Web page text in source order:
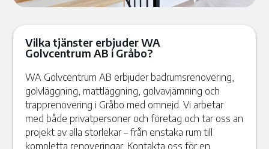
Vilka tjänster erbjuder WA
Golvcentrum AB i Gråbo?
WA Golvcentrum AB erbjuder badrumsrenovering,
golvläggning, mattläggning, golvavjämning och
trapprenovering i Gråbo med omnejd. Vi arbetar
med både privatpersoner och företag och tar oss an
projekt av alla storlekar – från enstaka rum till
kompletta renoveringar. Kontakta oss för en